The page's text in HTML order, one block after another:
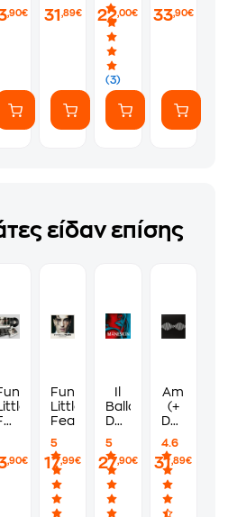
,90€ 31 ,89€
(3)
22,00€ 33,90€
είδαν επίσης
,90€
Funny
Little
Fears
5
17,99€
Ballo
Della
5
27,90€
Am
(+
Download
4.6
31,89€